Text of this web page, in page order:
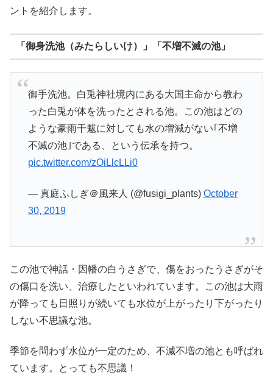
ントを紹介します。
「御身洗池（みたらしいけ）」「不増不滅の池」
御手洗池。白兎神社境内にある大国主命から教わ
った白兎が体を洗ったとされる池。この池はどの
ような豪雨干魃に対しても水の増減がない｢不増
不滅の池｣である、という伝承を持つ。
pic.twitter.com/zOiLlcLLi0
— 真庭ふしぎ＠風来人 (@fusigi_plants) October
30, 2019
この池で神話・因幡の白うさぎで、傷をおったうさぎがそ
の傷口を洗い、治療したといわれています。この池は大雨
が降っても日照りが続いても水位が上がったり下がったり
しない不思議な池。
季節を問わず水位が一定のため、不減不増の池とも呼ばれ
ています。とっても不思議！